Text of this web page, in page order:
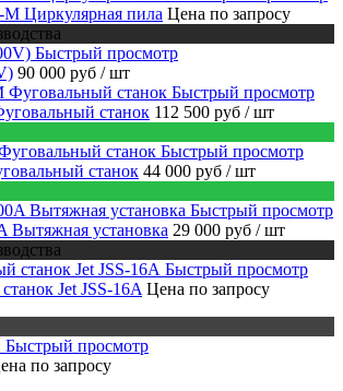
M Циркулярная пила Цена по запросу
Быстрый просмотр
90 000 руб / шт
Быстрый просмотр
станок 112 500 руб / шт
Быстрый просмотр
станок 44 000 руб / шт
Быстрый просмотр
Вытяжная установка 29 000 руб / шт
Быстрый просмотр
Jet JSS-16A Цена по запросу
Быстрый просмотр
по запросу